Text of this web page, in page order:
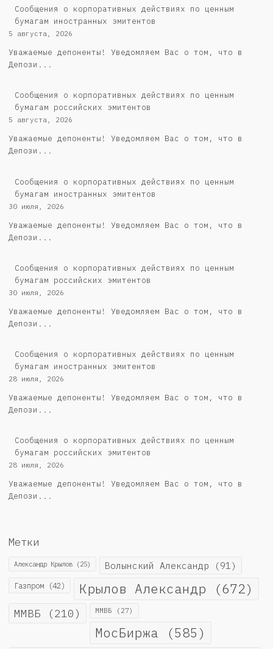
Сообщения о корпоративных действиях по ценным
бумагам иностранных эмитентов
5 августа, 2026
Уважаемые депоненты! Уведомляем Вас о том, что в
Депози...
Cообщения о корпоративных действиях по ценным
бумагам российских эмитентов
5 августа, 2026
Уважаемые депоненты! Уведомляем Вас о том, что в
Депози...
Сообщения о корпоративных действиях по ценным
бумагам иностранных эмитентов
30 июля, 2026
Уважаемые депоненты! Уведомляем Вас о том, что в
Депози...
Cообщения о корпоративных действиях по ценным
бумагам российских эмитентов
30 июля, 2026
Уважаемые депоненты! Уведомляем Вас о том, что в
Депози...
Сообщения о корпоративных действиях по ценным
бумагам иностранных эмитентов
28 июля, 2026
Уважаемые депоненты! Уведомляем Вас о том, что в
Депози...
Cообщения о корпоративных действиях по ценным
бумагам российских эмитентов
28 июля, 2026
Уважаемые депоненты! Уведомляем Вас о том, что в
Депози...
Метки
Александр Крылов (25) Волынский Александр (91)
Газпром (42) Крылов Александр (672)
ММВБ (210) ММВБ (27)
МосБиржа (585)